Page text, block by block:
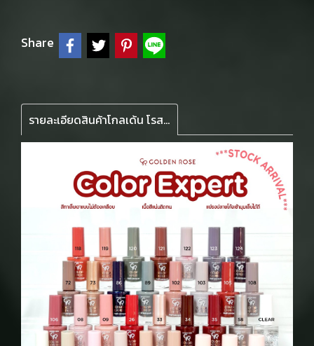
Share
รายละเอียดสินค้าโกลเด้น โรส สีทาเล็บ ยาทาเล็บ รุ่น คัลเลอร์ เอ็กซ์เปิร์ท 10.2 มล. Golden Rose Color Expert Nail Lacquer 10.2 ml สีเล็บ เงา ทน เหมือนเจล หัวแปรงปลายแบนเข้าถึงโค้งเล็บด้านใน เนื้อสีแน่น ชัด ลื่นไหล ไม่จับตัวเป้นก้อน สามารถทาได้หลายรอบโดยไ